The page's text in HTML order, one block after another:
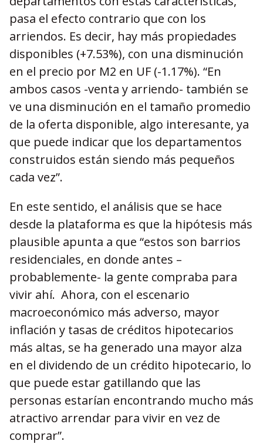
pasa el efecto contrario que con los
arriendos. Es decir, hay más propiedades
disponibles (+7.53%), con una disminución
en el precio por M2 en UF (-1.17%). “En
ambos casos -venta y arriendo- también se
ve una disminución en el tamaño promedio
de la oferta disponible, algo interesante, ya
que puede indicar que los departamentos
construidos están siendo más pequeños
cada vez”.
En este sentido, el análisis que se hace
desde la plataforma es que la hipótesis más
plausible apunta a que “estos son barrios
residenciales, en donde antes –
probablemente- la gente compraba para
vivir ahí. Ahora, con el escenario
macroeconómico más adverso, mayor
inflación y tasas de créditos hipotecarios
más altas, se ha generado una mayor alza
en el dividendo de un crédito hipotecario, lo
que puede estar gatillando que las
personas estarían encontrando mucho más
atractivo arrendar para vivir en vez de
comprar”.